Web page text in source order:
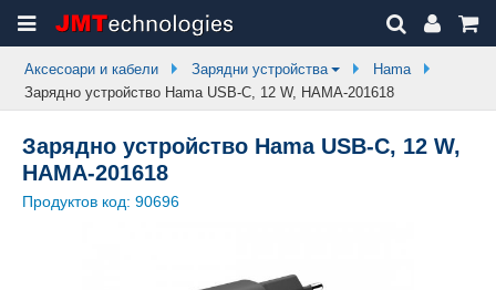
Аксесоари и кабели Зарядни устройства
Hama
Зарядно устройство Hama USB-C, 12 W, HAMA-201618
Зарядно устройство Hama USB-C, 12 W,
HAMA-201618
Продуктов код: 90696